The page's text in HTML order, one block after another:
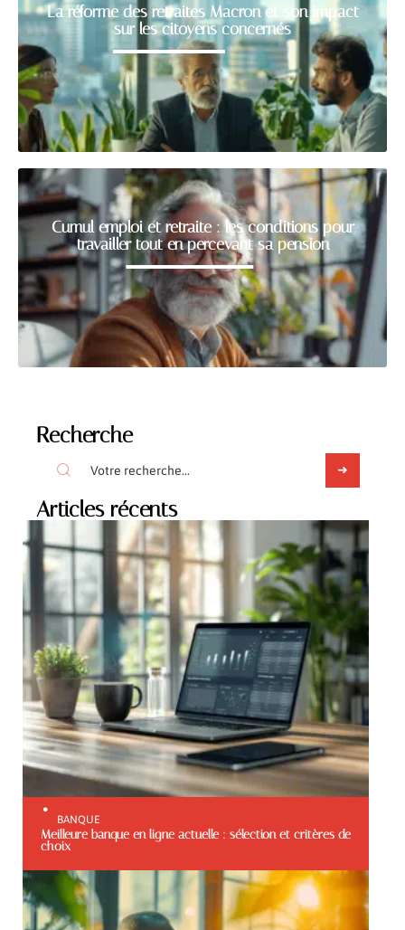
La réforme des retraites Macron et son impact
sur les citoyens concernés
Cumul emploi et retraite : les conditions pour
travailler tout en percevant sa pension
Recherche
Articles récents
BANQUE
Meilleure banque en ligne actuelle : sélection et critères de
choix